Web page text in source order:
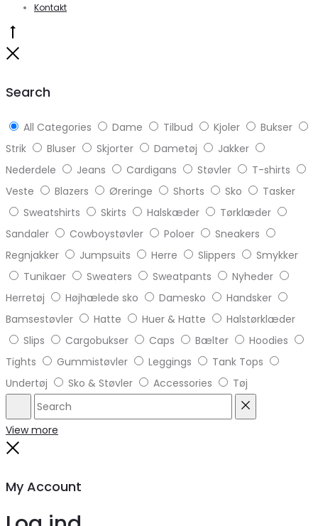
Kontakt
Search
All Categories Dame Tilbud Kjoler
Bukser
Strik
Bluser Skjorter Dametøj
Jakker
Nederdele
Jeans Cardigans Støvler
T-shirts
Veste
Blazers Øreringe Shorts Sko
Tasker
Sweatshirts
Skirts Halskæder
Tørklæder
Sandaler
Cowboystøvler Poloer
Sneakers
Regnjakker
Jumpsuits Herre Slippers
Smykker
Tunikaer
Sweaters Sweatpants
Nyheder
Herretøj
Højhælede sko Damesko
Handsker
Bamsestøvler
Hatte Huer & Hatte
Halstørklæder
Slips
Cargobukser Caps Bælter
Hoodies
Tights
Gummistøvler Leggings
Tank Tops
Undertøj
Sko & Støvler Accessories Tøj
Search
View more
My Account